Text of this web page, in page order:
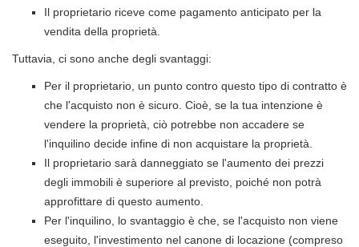
Il proprietario riceve come pagamento anticipato per la
vendita della proprietà.
Tuttavia, ci sono anche degli svantaggi:
Per il proprietario, un punto contro questo tipo di contratto è
che l'acquisto non è sicuro. Cioè, se la tua intenzione è
vendere la proprietà, ciò potrebbe non accadere se
l'inquilino decide infine di non acquistare la proprietà.
Il proprietario sarà danneggiato se l'aumento dei prezzi
degli immobili è superiore al previsto, poiché non potrà
approfittare di questo aumento.
Per l'inquilino, lo svantaggio è che, se l'acquisto non viene
eseguito, l'investimento nel canone di locazione (compreso